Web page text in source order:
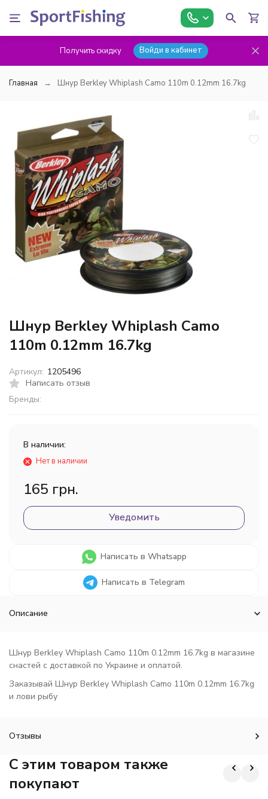
Получить скидку Войди в кабинет
Главная Шнур Berkley Whiplash Camo 110m 0.12mm 16.7kg
Шнур Berkley Whiplash Camo
110m 0.12mm 16.7kg
Написать отзыв
Бренды:
Артикул: 1205496
В наличии:
Нет в наличии
165 грн.
Уведомить
Написать в Whatsapp
Написать в Telegram
Описание
Шнур Berkley Whiplash Camo 110m 0.12mm 16.7kg в магазине
снастей с доставкой по Украине и оплатой.
Заказывай Шнур Berkley Whiplash Camo 110m 0.12mm 16.7kg
и лови рыбу
Отзывы
C этим товаром также
покупают